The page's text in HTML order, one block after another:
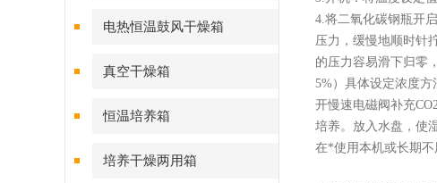
电热恒温鼓风干燥箱
真空干燥箱
恒温培养箱
培养干燥两用箱
4.将二氧化碳钢瓶开
压力，缓慢地顺时针
的压力容易滑下归零
5%）具体设定浓度
开慢速电磁阀补充
培养。放入水盘，使
在*使用本机或长期不